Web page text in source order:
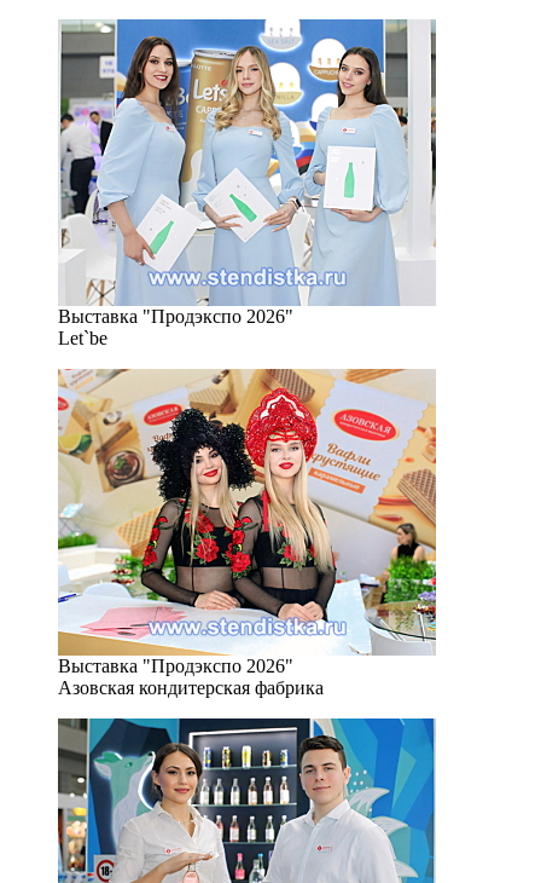
Выставка "Продэкспо 2026"
Let`be
Выставка "Продэкспо 2026"
Азовская кондитерская фабрика